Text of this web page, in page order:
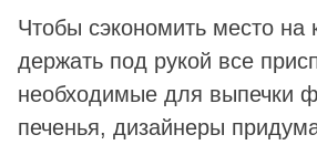
Чтобы сэкономить место на
держать под рукой все
необходимые для выпечки
печенья, дизайнеры